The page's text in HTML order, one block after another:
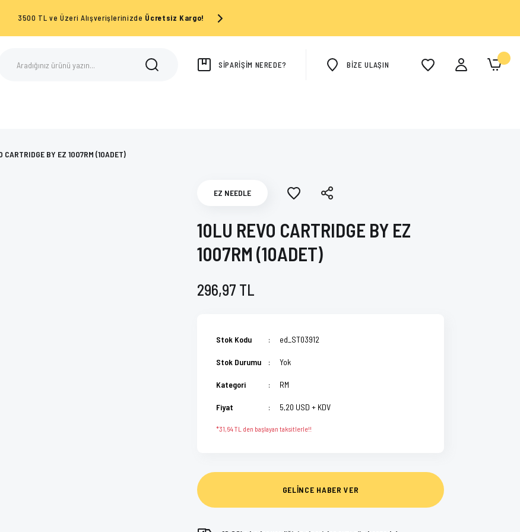
3500 TL ve Üzeri Alışverişlerinizde Ücretsiz Kargo!
SİPARİŞİM NEREDE? BİZE ULAŞIN
CARTRIDGE BY EZ 1007RM (10ADET)
EZ NEEDLE
10LU REVO CARTRIDGE BY EZ
1007RM (10ADET)
296,97 TL
Stok Kodu ed_ST03912
Stok Durumu Yok
Kategori RM
Fiyat 5,20 USD + KDV
*31,64 TL den başlayan taksitlerle!!
GELİNCE HABER VER